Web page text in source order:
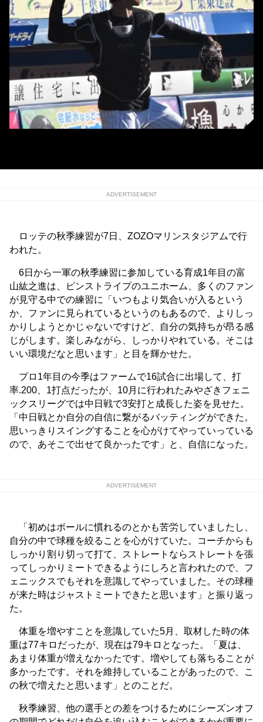
ADVERTISEMENT
ロッテの秋季練習が7日、ZOZOマリンスタジアムで行
われた。
6日から一軍の秋季練習に参加している育成1年目の富
山紘之進は、ピンストライプのユニホーム、多くのファン
が見守る中での練習に「いつもより気合いが入るという
か、ファンに見られているというのもあるので、よりしっ
かりしようとかじゃないですけど、自分の気持ちが昂る感
じがします。楽しみながら、しっかりやれている。そこは
いい環境だなと思います」と目を輝かせた。
プロ1年目の今季はファームで16試合に出場して、打
率.200、1打点だったが、10月に行われたみやざきフェニ
ックスリーグでは中日戦で3安打と成長した姿を見せた。
「中日戦とか自分の自信に繋がるバッティングができた。
思いっきりスイングすることを心がけてやっていっている
ので、あそこで出せて良かったです」と、自信になった。
ADVERTISEMENT
「初めはボールに慣れるのとかも苦労していましたし、
自分の中で球種を絞ることを心がけていた。コーチからも
しっかり割り切って打て、ストレートならストレートを張
ってしっかりミートできるようにしろと言われたので、フ
ェニックスでもそれを意識してやっていました。その球種
が来た時はジャストミートできたと思います」と振り返っ
た。
体重を増やすことを意識していた5月、取材した時の体
重は77キロだったが、現在は79キロとなった。「夏は、
あまり体重が増えなかったです。増やしても落ちることが
多かったです。それを維持していることがあったので、こ
の秋で増えたと思います」とのことだ。
秋季練習、他の選手との差をつけるためにシーズンオフ